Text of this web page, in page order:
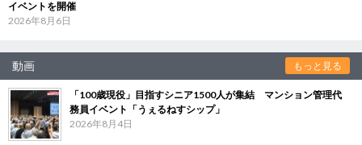
イベントを開催
2026年8月6日
動画 もっと見る
「100歳現役」目指すシニア1500人が集結 マンション管理代
務員イベント「うぇるねすシップ」
2026年8月4日